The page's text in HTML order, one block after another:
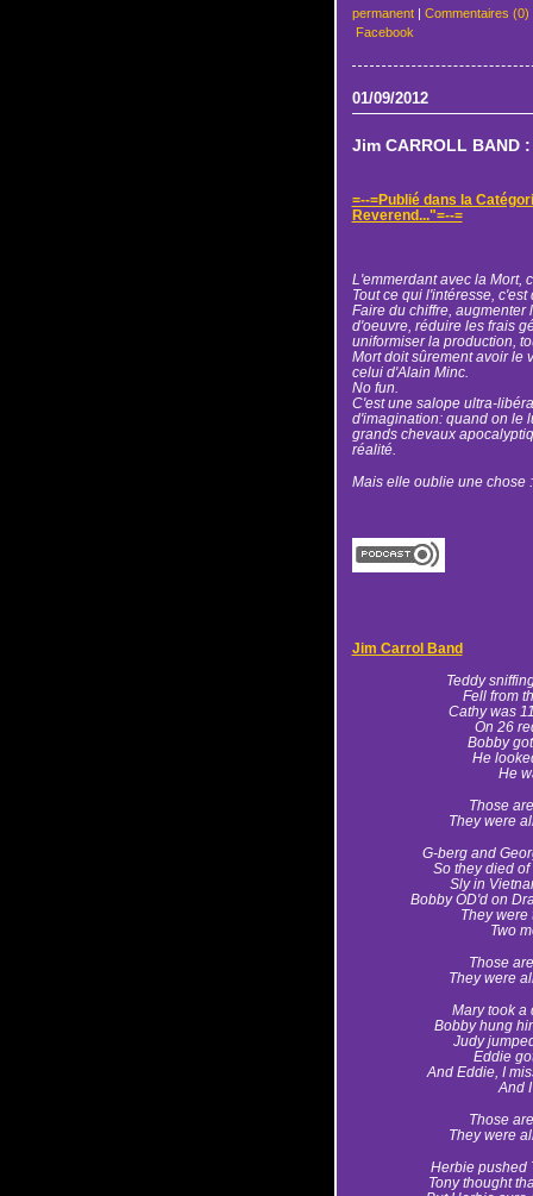
permanent| Commentaires (0)
Facebook
01/09/2012
Jim CARROLL BAND
=--=Publié dans la
Reverend..."=--=
L'emmerdant avec la Mort,
Tout ce qui l'intéresse,
Faire du chiffre, augmenter
d'oeuvre, réduire les frais
uniformiser la production,
Mort doit sûrement avoir le
celui d'Alain Minc.
No fun.
C'est une salope ultra-
d'imagination: quand on le
grands chevaux
réalité.
Mais elle oublie une chose
Jim Carrol Band
Teddy
Fell from
Cathy was
On 26
Bobby
He
He
Those
They were
G-berg and
So they died
Sly in
Bobby OD'd on
They were
Two
Those
They were
Mary took a
Bobby hung
Judy
Eddie
And Eddie, I
And
Those
They were
Herbie pushed
Tony thought